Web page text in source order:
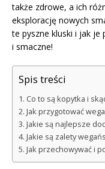
także zdrowe, a ich
eksplorację nowych
te pyszne kluski i jak je
i smaczne!
Spis treści
Co to są kopytka i
Jak przygotować
Jakie są najlepsze
Jakie są zalety
Jak przechowywać i